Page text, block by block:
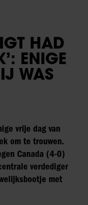
HAD
ENIGE
WAS
vrije dag van
om te trouwen.
Canada (4-0)
verdediger
met